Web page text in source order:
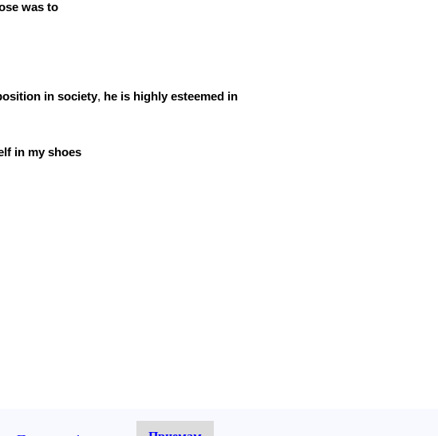
was to
in society, he is highly esteemed in
in my shoes